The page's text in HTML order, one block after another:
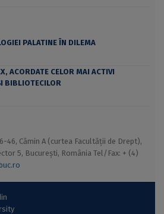
PALATINE ÎN DILEMA
ACORDATE CELOR MAI ACTIVI
BIBLIOTECILOR
46, Cămin A (curtea Facultății de Drept),
5, București, România Tel/Fax: + (4)